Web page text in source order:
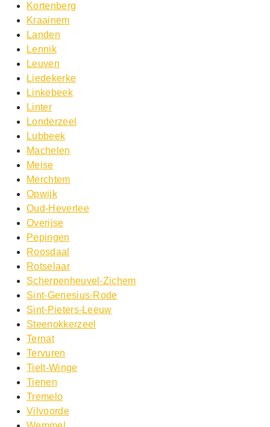
Kortenberg
Kraainem
Landen
Lennik
Leuven
Liedekerke
Linkebeek
Linter
Londerzeel
Lubbeek
Machelen
Meise
Merchtem
Opwijk
Oud-Heverlee
Overijse
Pepingen
Roosdaal
Rotselaar
Scherpenheuvel-Zichem
Sint-Genesius-Rode
Sint-Pieters-Leeuw
Steenokkerzeel
Ternat
Tervuren
Tielt-Winge
Tienen
Tremelo
Vilvoorde